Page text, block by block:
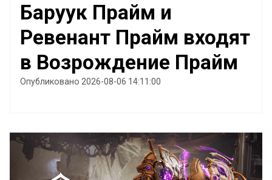
Баруук Прайм и
Ревенант Прайм входят
в Возрождение Прайм
Опубликовано 2026-08-06 14:11:00